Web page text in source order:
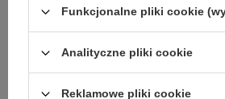
32,00 zł
Funkcjonalne pliki cookie
Analityczne pliki cookie
Reklamowe pliki cookie